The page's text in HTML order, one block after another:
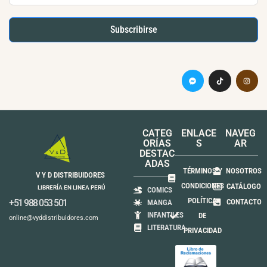
Subscribirse
V Y D DISTRIBUIDORES
LIBRERÍA EN LINEA PERÚ
+51 988 053 501
online@vyddistribuidores.com
CATEG
ORÍAS
DESTAC
ADAS
COMICS
MANGA
INFANTILES
LITERATURA
ENLACE
S
TÉRMINOS Y
CONDICIONES
POLÍTICA
DE
PRIVACIDAD
NAVEG
AR
NOSOTROS
CATÁLOGO
CONTACTO